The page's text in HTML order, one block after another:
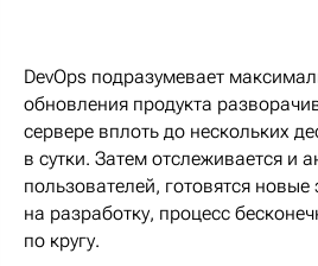
DevOps подразумевает
обновления продукта
сервере вплоть до нескольких
в сутки. Затем отслеживается и
пользователей, готовятся новые
на разработку, процесс
по кругу.